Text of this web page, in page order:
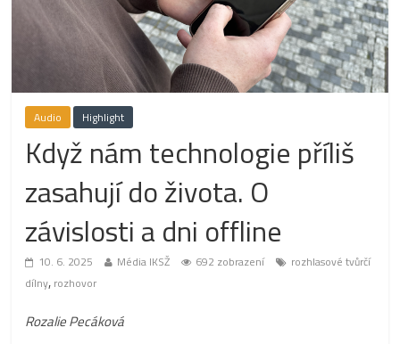
Audio Highlight
Když nám technologie příliš
zasahují do života. O
závislosti a dni offline
10. 6. 2025 Média IKSŽ 692 zobrazení
rozhlasové tvůrčí
dílny, rozhovor
Rozalie Pecáková